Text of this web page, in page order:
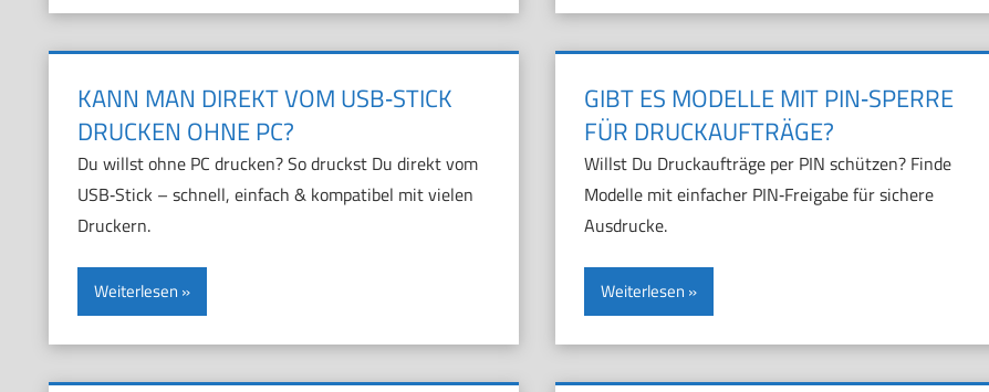
KANN MAN DIREKT VOM USB‑STICK
DRUCKEN OHNE PC?
Du willst ohne PC drucken? So druckst Du direkt vom
USB‑Stick – schnell, einfach & kompatibel mit vielen
Druckern.
Weiterlesen
GIBT ES MODELLE MIT PIN‑SPERRE
FÜR DRUCKAUFTRÄGE?
Willst Du Druckaufträge per PIN schützen? Finde
Modelle mit einfacher PIN‑Freigabe für sichere
Ausdrucke.
Weiterlesen